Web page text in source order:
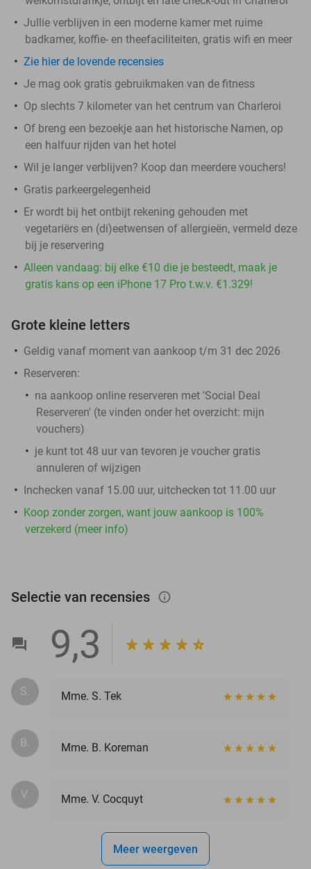
Jullie verblijven in een moderne kamer met ruime
badkamer, koffie- en theefaciliteiten, gratis wifi en meer
Zie hier de lovende recensies
Je mag ook gratis gebruikmaken van de fitness
Op slechts 7 kilometer van het centrum van Charleroi
Of breng een bezoekje aan het historische Namen, op
een halfuur rijden van het hotel
Wil je langer verblijven? Koop dan meerdere vouchers!
Gratis parkeergelegenheid
Er wordt bij het ontbijt rekening gehouden met
vegetariërs en (di)eetwensen of allergieën, vermeld deze
bij je reservering
Alleen vandaag: bij elke €10 die je besteedt, maak je
gratis kans op een iPhone 17 Pro t.w.v. €1.329!
Grote kleine letters
Geldig vanaf moment van aankoop t/m 31 dec 2026
Reserveren:
na aankoop online reserveren met 'Social Deal
Reserveren' (te vinden onder het overzicht: mijn
vouchers)
je kunt tot 48 uur van tevoren je voucher gratis
annuleren of wijzigen
Inchecken vanaf 15.00 uur, uitchecken tot 11.00 uur
Koop zonder zorgen, want jouw aankoop is 100%
verzekerd (meer info)
Selectie van recensies info_outlined
9,3
S. Mme. S. Tek
B. Mme. B. Koreman
V. Mme. V. Cocquyt
Meer weergeven